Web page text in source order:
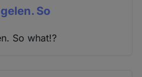
So
So what!?